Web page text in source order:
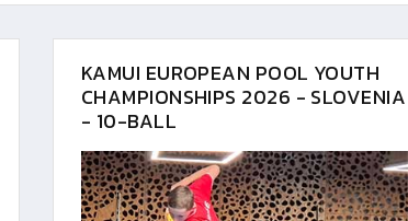
KAMUI EUROPEAN POOL YOUTH
CHAMPIONSHIPS 2026 - SLOVENIA
- 10-BALL